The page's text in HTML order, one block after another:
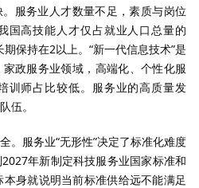
服务业人才数量不足，素质与岗位
国高技能人才仅占就业人口总量的
保持在2以上。“新一代信息技术”是
政服务业领域，高端化、个性化服
训师占比较低。服务业的高质量发
伍。
。服务业“无形性”决定了标准化难度
年新制定科技服务业国家标准和
身就说明当前标准供给远不能满足